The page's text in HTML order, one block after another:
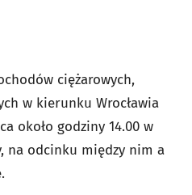
ciężarowych,
w kierunku Wrocławia
około godziny 14.00 w
na odcinku między nim a